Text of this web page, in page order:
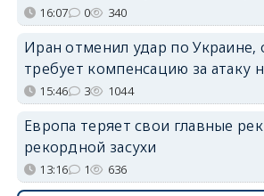
16:07 0 340
Иран отменил удар по Украине,
требует компенсацию за атаку
15:46 3 1044
Европа теряет свои главные
рекордной засухи
13:16 1 636